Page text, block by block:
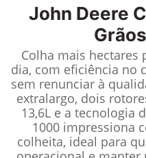
John Deere
Colha mais
dia, com eficiência no
sem renunciar à
extralargo, dois
13,6L e a tecnologia
1000 impressiona
colheita, ideal para